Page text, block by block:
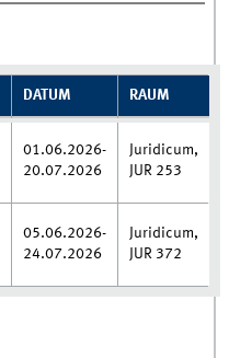
DATUM RAUM
01.06.2026-
20.07.2026
Juridicum,
JUR 253
05.06.2026-
24.07.2026
Juridicum,
JUR 372